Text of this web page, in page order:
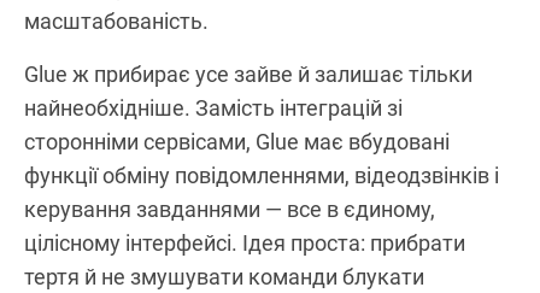
масштабованість.
Glue ж прибирає усе зайве й залишає тільки
найнеобхідніше. Замість інтеграцій зі
сторонніми сервісами, Glue має вбудовані
функції обміну повідомленнями, відеодзвінків і
керування завданнями — все в єдиному,
цілісному інтерфейсі. Ідея проста: прибрати
тертя й не змушувати команди блукати